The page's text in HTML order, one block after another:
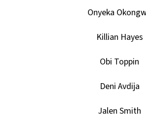
Onyeka
Killian Hayes
Obi Toppin
Deni Avdija
Jalen Smith